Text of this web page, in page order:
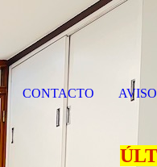
CONTACTO